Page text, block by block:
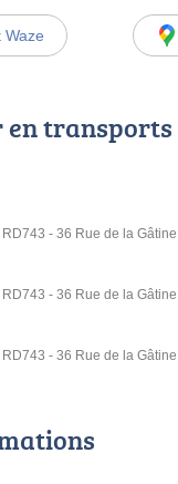
Waze
en transports
- 36 Rue de la
- 36 Rue de la
- 36 Rue de la